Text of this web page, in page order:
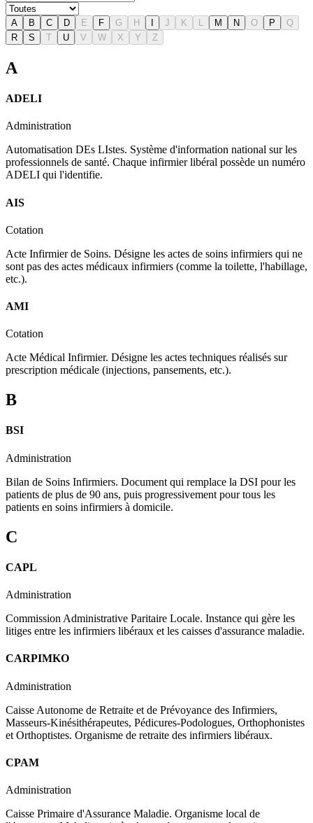
A B C D E F G H J K M N O P
Q
R
S T U V W X Y Z
A
ADELI
Administration
Automatisation DEs LIstes. Système d'information national sur les
professionnels de santé. Chaque infirmier libéral possède un numéro
ADELI qui l'identifie.
AIS
Cotation
Acte Infirmier de Soins. Désigne les actes de soins infirmiers qui ne
sont pas des actes médicaux infirmiers (comme la toilette, l'habillage,
etc.).
AMI
Cotation
Acte Médical Infirmier. Désigne les actes techniques réalisés sur
prescription médicale (injections, pansements, etc.).
B
BSI
Administration
Bilan de Soins Infirmiers. Document qui remplace la DSI pour les
patients de plus de 90 ans, puis progressivement pour tous les
patients en soins infirmiers à domicile.
C
CAPL
Administration
Commission Administrative Paritaire Locale. Instance qui gère les
litiges entre les infirmiers libéraux et les caisses d'assurance maladie.
CARPIMKO
Administration
Caisse Autonome de Retraite et de Prévoyance des Infirmiers,
Masseurs-Kinésithérapeutes, Pédicures-Podologues, Orthophonistes
et Orthoptistes. Organisme de retraite des infirmiers libéraux.
CPAM
Administration
Caisse Primaire d'Assurance Maladie. Organisme local de